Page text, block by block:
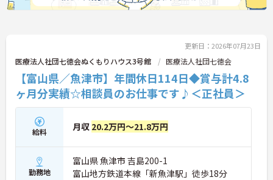
更新日：2026年07月23日
医療法人社団七徳会ぬくもりハウス3号館 医療法人社団七徳会
【富山県／魚津市】年間休日114日◆賞与計4.8
ヶ月分実績☆相談員のお仕事です♪＜正社員＞
給料 月収 20.2万円～21.8万円
勤務地
富山県 魚津市 吉島200-1
富山地方鉄道本線「新魚津駅」徒歩18分